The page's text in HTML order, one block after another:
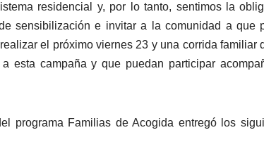
para
residencial y, por lo tanto, sentimos la
sensibilización e invitar a la comunidad a que
el próximo viernes 23 y una corrida familiar
esta campaña y que puedan participar
programa Familias de Acogida entregó los